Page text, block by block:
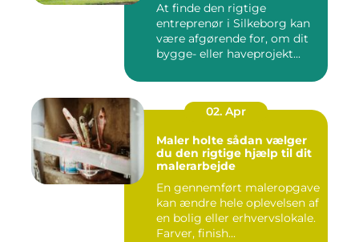
At finde den rigtige
entreprenør i Silkeborg kan
være afgørende for, om dit
bygge- eller haveprojekt...
02. Apr
Maler holte sådan vælger
du den rigtige hjælp til dit
malerarbejde
En gennemført maleropgave
kan ændre hele oplevelsen af
en bolig eller erhvervslokale.
Farver, finish...